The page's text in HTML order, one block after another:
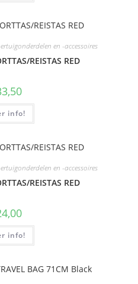
en -accessoires
REISTAS RED
info!
en -accessoires
REISTAS RED
info!